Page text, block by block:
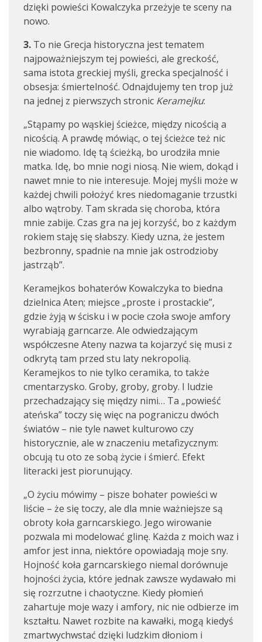
dzięki powieści Kowalczyka przeżyje te sceny na
nowo.
3. To nie Grecja historyczna jest tematem
najpoważniejszym tej powieści, ale greckość,
sama istota greckiej myśli, grecka specjalność i
obsesja: śmiertelność. Odnajdujemy ten trop już
na jednej z pierwszych stronic Keramejku:
„Stąpamy po wąskiej ścieżce, między nicością a
nicością. A prawdę mówiąc, o tej ścieżce też nic
nie wiadomo. Idę tą ścieżką, bo urodziła mnie
matka. Idę, bo mnie nogi niosą. Nie wiem, dokąd i
nawet mnie to nie interesuje. Mojej myśli może w
każdej chwili położyć kres niedomaganie trzustki
albo wątroby. Tam skrada się choroba, która
mnie zabije. Czas gra na jej korzyść, bo z każdym
rokiem staję się słabszy. Kiedy uzna, że jestem
bezbronny, spadnie na mnie jak ostrodzioby
jastrząb”.
Keramejkos bohaterów Kowalczyka to biedna
dzielnica Aten; miejsce „proste i prostackie”,
gdzie żyją w ścisku i w pocie czoła swoje amfory
wyrabiają garncarze. Ale odwiedzającym
współczesne Ateny nazwa ta kojarzyć się musi z
odkrytą tam przed stu laty nekropolią.
Keramejkos to nie tylko ceramika, to także
cmentarzysko. Groby, groby, groby. I ludzie
przechadzający się między nimi… Ta „powieść
ateńska” toczy się więc na pograniczu dwóch
światów – nie tyle nawet kulturowo czy
historycznie, ale w znaczeniu metafizycznym:
obcują tu oto ze sobą życie i śmierć. Efekt
literacki jest piorunujący.
„O życiu mówimy – pisze bohater powieści w
liście – że się toczy, ale dla mnie ważniejsze są
obroty koła garncarskiego. Jego wirowanie
pozwala mi modelować glinę. Każda z moich waz i
amfor jest inna, niektóre opowiadają moje sny.
Hojność koła garncarskiego niemal dorównuje
hojności życia, które jednak zawsze wydawało mi
się rozrzutne i chaotyczne. Kiedy płomień
zahartuje moje wazy i amfory, nic nie odbierze im
kształtu. Nawet rozbite na kawałki, mogą kiedyś
zmartwychwstać dzięki ludzkim dłoniom i